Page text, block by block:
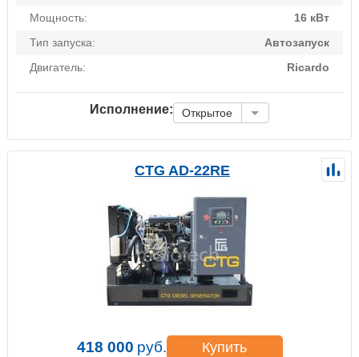
Мощность:
16 кВт
Тип запуска:
Автозапуск
Двигатель:
Ricardo
Исполнение: Открытое
CTG AD-22RE
418 000 руб. Купить